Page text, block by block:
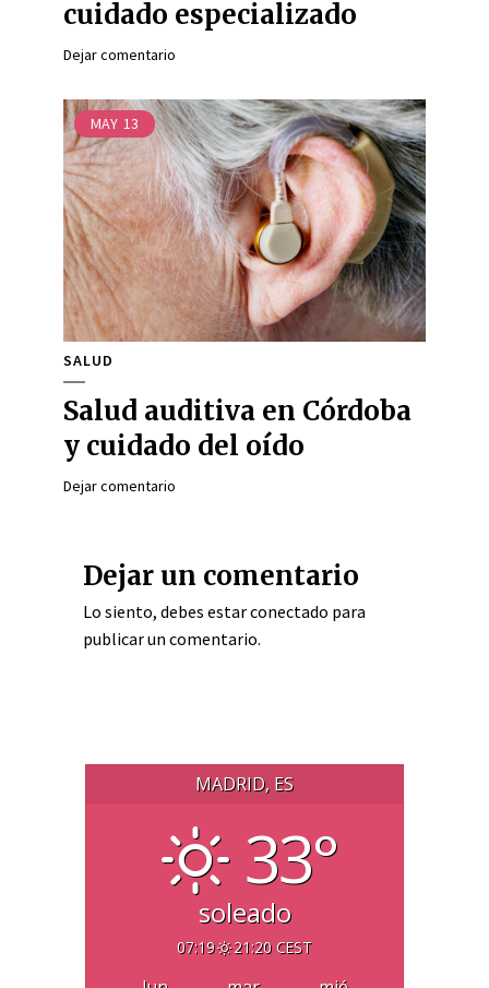
cuidado especializado
Dejar comentario
MAY 13
SALUD
Salud auditiva en Córdoba
y cuidado del oído
Dejar comentario
Dejar un comentario
Lo siento, debes estarconectado para
publicar un comentario.
MADRID, ES
33°
soleado
07:19 21:20 CEST